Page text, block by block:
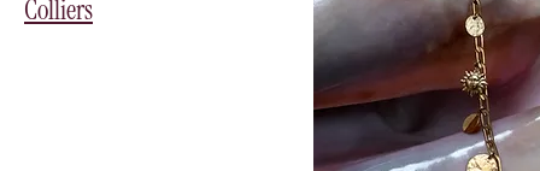
Colliers